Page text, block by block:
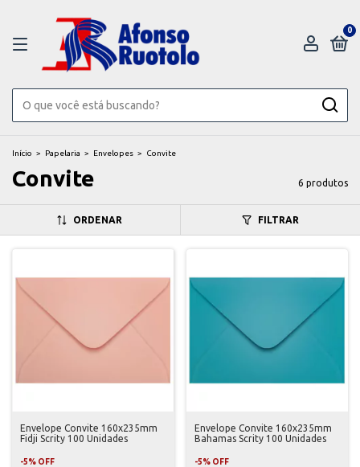
0
Início > Papelaria > Envelopes > Convite
Convite 6 produtos
ORDENAR FILTRAR
Envelope Convite 160x235mm
Fidji Scrity 100 Unidades
-5% OFF
Envelope Convite 160x235mm
Bahamas Scrity 100 Unidades
-5% OFF